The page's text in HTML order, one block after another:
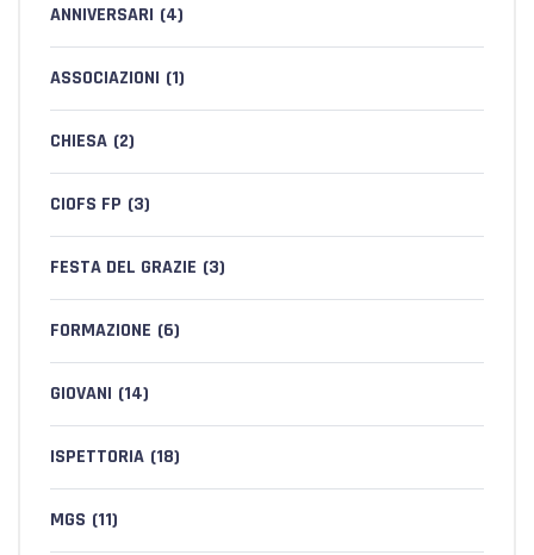
ANNIVERSARI (4)
ASSOCIAZIONI (1)
CHIESA (2)
CIOFS FP (3)
FESTA DEL GRAZIE (3)
FORMAZIONE (6)
GIOVANI (14)
ISPETTORIA (18)
MGS (11)